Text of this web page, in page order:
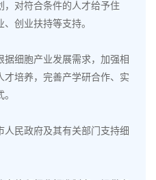
，对符合条件的人才给予住
创业扶持等支持。
细胞产业发展需求，加强相
才培养，完善产学研合作、实
民政府及其有关部门支持细